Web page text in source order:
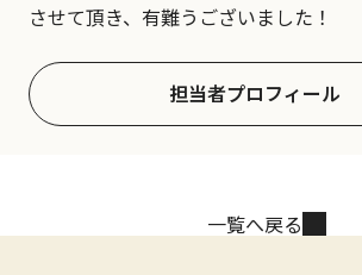
させて頂き、有難うございました！
担当者プロフィール
一覧へ戻る